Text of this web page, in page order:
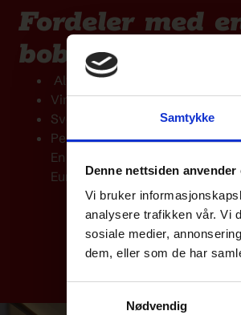
Samtykke
Denne nettsiden anvender
Vi bruker
analysere trafikken vår. Vi
sosiale medier,
dem, eller som de har
Nødvendig
Fordeler med
bobil
Alt-i-ett-løsning for spontane
Vintertilpasset med høy
Svensk design og robust
Perfekt for deg som vil reise
En
Europa uten å måtte gå på